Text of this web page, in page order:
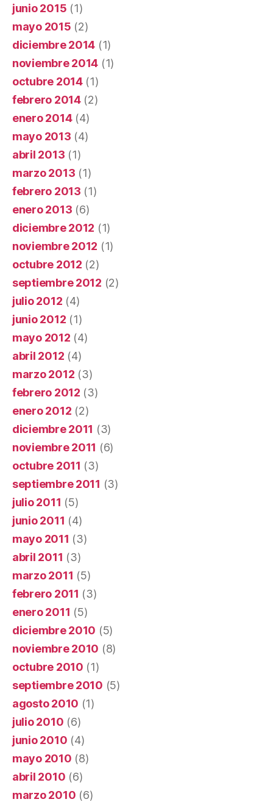
junio 2015 (1)
mayo 2015 (2)
diciembre 2014 (1)
noviembre 2014 (1)
octubre 2014(1)
febrero 2014(2)
enero 2014(4)
mayo 2013 (4)
abril 2013 (1)
marzo 2013 (1)
febrero 2013 (1)
enero 2013 (6)
diciembre 2012 (1)
noviembre 2012 (1)
octubre 2012 (2)
septiembre 2012 (2)
julio 2012 (4)
junio 2012 (1)
mayo 2012 (4)
abril 2012 (4)
marzo 2012 (3)
febrero 2012 (3)
enero 2012 (2)
diciembre 2011 (3)
noviembre 2011 (6)
octubre 2011 (3)
septiembre 2011 (3)
julio 2011 (5)
junio 2011 (4)
mayo 2011 (3)
abril 2011 (3)
marzo 2011 (5)
febrero 2011 (3)
enero 2011 (5)
diciembre 2010 (5)
noviembre 2010 (8)
octubre 2010 (1)
septiembre 2010 (5)
agosto 2010 (1)
julio 2010 (6)
junio 2010 (4)
mayo 2010 (8)
abril 2010 (6)
marzo 2010 (6)